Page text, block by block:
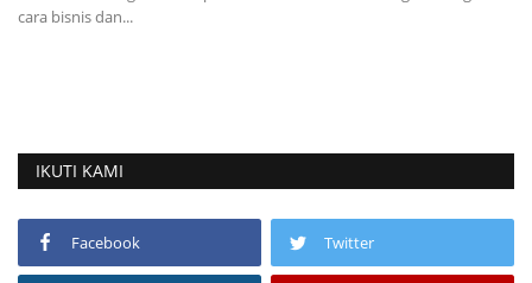
cara bisnis dan...
IKUTI KAMI
Facebook Twitter